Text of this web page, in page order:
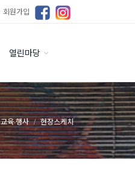
회원가입
열린마당
교육·행사 현장스케치